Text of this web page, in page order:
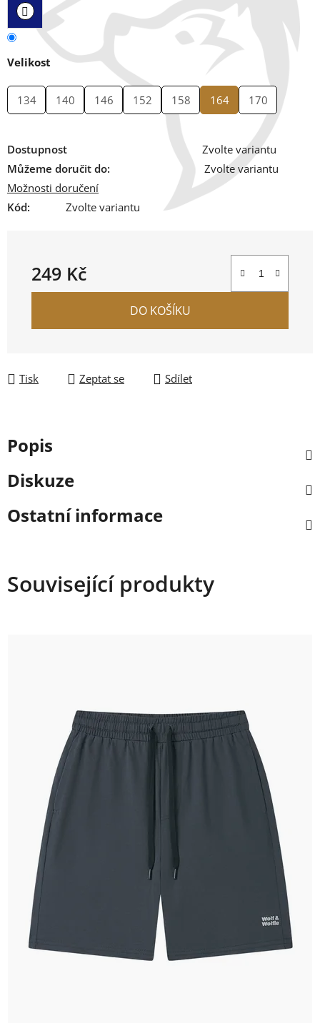
Velikost
134 140 146 152 158 164 170
Dostupnost
Zvolte variantu
Můžeme doručit do:
Zvolte variantu
Možnosti doručení
Kód:
Zvolte variantu
249 Kč
Měrná cena:
DO KOŠÍKU
Tisk Zeptat se Sdílet
Popis
Diskuze
Ostatní informace
Související produkty